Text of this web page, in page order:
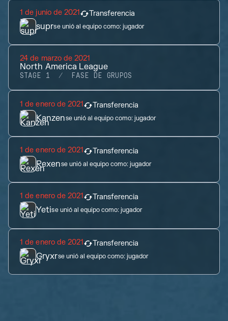
1 de junio de 2021 Transferencia
suprse unió al equipo como:jugador
24 de marzo de 2021
North America League
STAGE 1 FASE DE GRUPOS
1 de enero de 2021 Transferencia
Kanzense unió al equipo como:jugador
1 de enero de 2021 Transferencia
Rexense unió al equipo como:jugador
1 de enero de 2021 Transferencia
Yetise unió al equipo como:jugador
1 de enero de 2021 Transferencia
Gryxrse unió al equipo como:jugador